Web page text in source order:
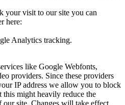
your visit to our site you can
here:
Analytics tracking.
like Google Webfonts,
providers. Since these providers
IP address we allow you to block
this might heavily reduce the
site. Changes will take effect